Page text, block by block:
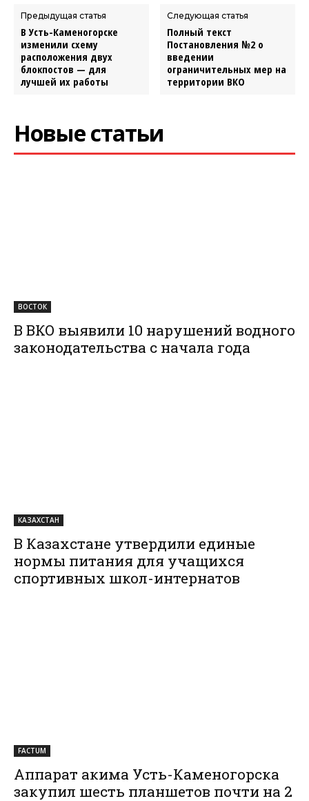
Предыдущая статья
В Усть-Каменогорске
изменили схему
расположения двух
блокпостов — для
лучшей их работы
Следующая статья
Полный текст
Постановления №2 о
введении
ограничительных мер на
территории ВКО
Новые статьи
ВОСТОК
В ВКО выявили 10 нарушений водного
законодательства с начала года
КАЗАХСТАН
В Казахстане утвердили единые
нормы питания для учащихся
спортивных школ-интернатов
FACTUM
Аппарат акима Усть-Каменогорска
закупил шесть планшетов почти на 2